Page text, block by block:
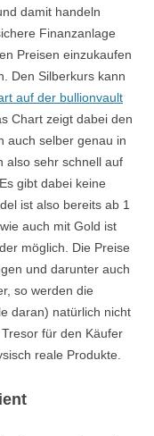
damit handeln
Finanzanlage
Preisen einzukaufen
Den Silberkurs kann
auf der bullionvault
Chart zeigt dabei den
auch selber genau in
also sehr schnell auf
gibt dabei keine
ist also bereits ab 1
auch mit Gold ist
möglich. Die Preise
und darunter auch
so werden die
daran) natürlich nicht
für den Käufer
reale Produkte.